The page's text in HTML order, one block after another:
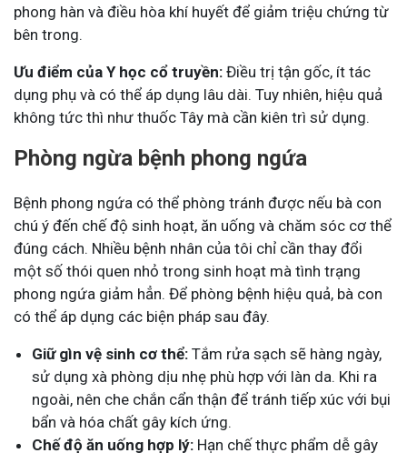
phong hàn và điều hòa khí huyết để giảm triệu chứng từ
bên trong.
Ưu điểm của Y học cổ truyền: Điều trị tận gốc, ít tác
dụng phụ và có thể áp dụng lâu dài. Tuy nhiên, hiệu quả
không tức thì như thuốc Tây mà cần kiên trì sử dụng.
Phòng ngừa bệnh phong ngứa
Bệnh phong ngứa có thể phòng tránh được nếu bà con
chú ý đến chế độ sinh hoạt, ăn uống và chăm sóc cơ thể
đúng cách. Nhiều bệnh nhân của tôi chỉ cần thay đổi
một số thói quen nhỏ trong sinh hoạt mà tình trạng
phong ngứa giảm hẳn. Để phòng bệnh hiệu quả, bà con
có thể áp dụng các biện pháp sau đây.
Giữ gìn vệ sinh cơ thể: Tắm rửa sạch sẽ hàng ngày,
sử dụng xà phòng dịu nhẹ phù hợp với làn da. Khi ra
ngoài, nên che chắn cẩn thận để tránh tiếp xúc với bụi
bẩn và hóa chất gây kích ứng.
Chế độ ăn uống hợp lý: Hạn chế thực phẩm dễ gây